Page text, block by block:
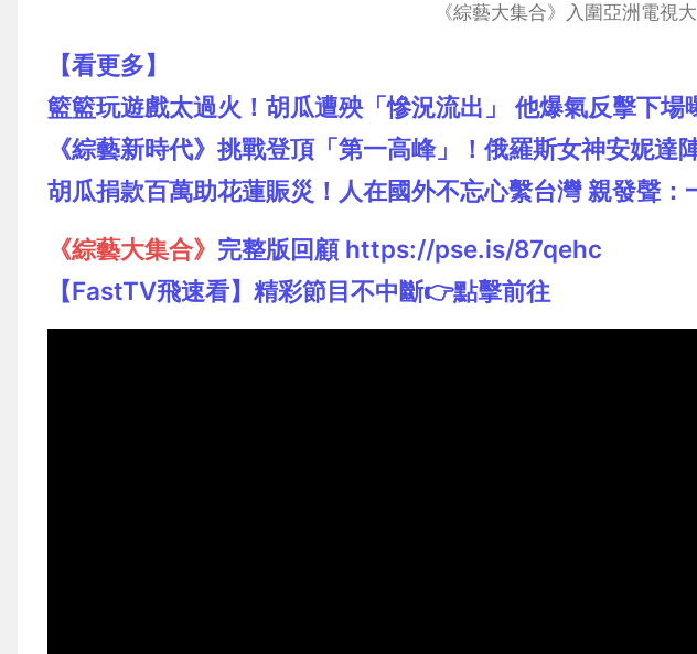
《綜藝大集合》入圍亞洲電視
【看更多】
籃籃玩遊戲太過火！胡瓜遭殃「慘況流出」 他爆氣反擊下場
《綜藝新時代》挑戰登頂「第一高峰」！俄羅斯女神安妮達
胡瓜捐款百萬助花蓮賑災！人在國外不忘心繫台灣 親發聲：
《綜藝大集合》 完整版回顧 https://pse.is/87qehc
【FastTV飛速看】精彩節目不中斷👉點擊前往